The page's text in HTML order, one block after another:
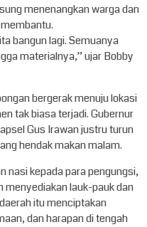
menenangkan warga dan
bangun lagi. Semuanya
materialnya,” ujar Bobby
bergerak menuju lokasi
tak biasa terjadi. Gubernur
Gus Irawan justru turun
hendak makan malam.
nasi kepada para pengungsi,
lauk-pauk dan
itu menciptakan
dan harapan di tengah